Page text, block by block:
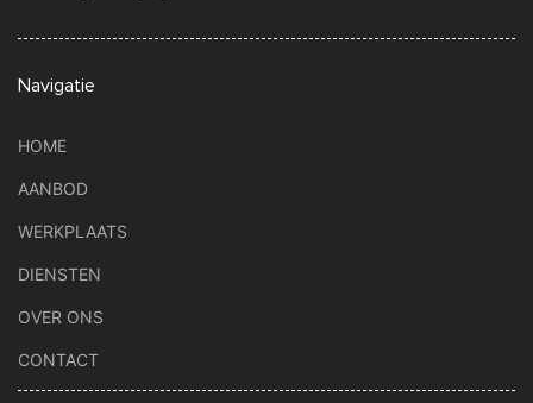
Navigatie
HOME
AANBOD
WERKPLAATS
DIENSTEN
OVER ONS
CONTACT